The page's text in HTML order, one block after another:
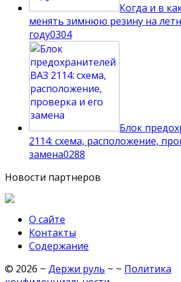
Когда и в
менять зимнюю резину на
году0304
Блок
2114: схема, расположение,
замена0288
Новости партнеров
О сайте
Контакты
Содержание
© 2026 ~ Держи руль ~ ~ Политика